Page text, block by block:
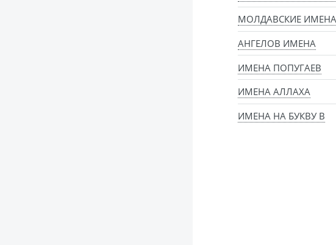
МОЛДАВСКИЕ ИМЕНА
АНГЕЛОВ ИМЕНА
ИМЕНА ПОПУГАЕВ
ИМЕНА АЛЛАХА
ИМЕНА НА БУКВУ В